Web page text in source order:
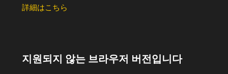
詳細はこちら
지원되지 않는 브라우저 버전입니다